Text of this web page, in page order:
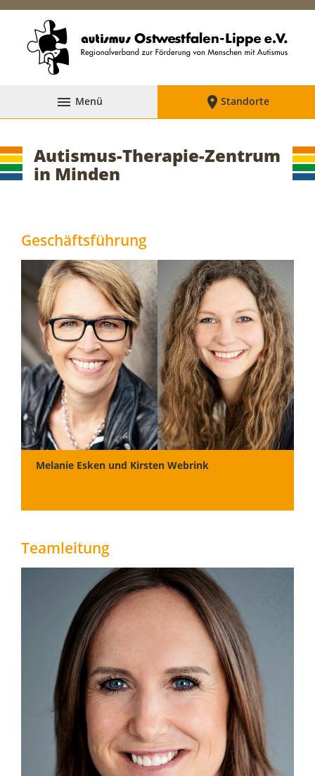
 Menü  Standorte
Autismus-Therapie-Zentrum
in Minden
Geschäftsführung
Melanie Esken und Kirsten Webrink
Teamleitung